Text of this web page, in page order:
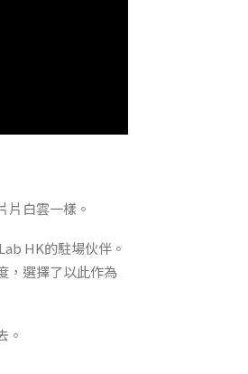
片白雲一樣。
HK的駐場伙伴。
，選擇了以此作為
。